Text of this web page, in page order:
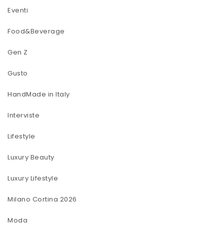
Eventi
Food&Beverage
Gen Z
Gusto
HandMade in Italy
Interviste
Lifestyle
Luxury Beauty
Luxury Lifestyle
Milano Cortina 2026
Moda